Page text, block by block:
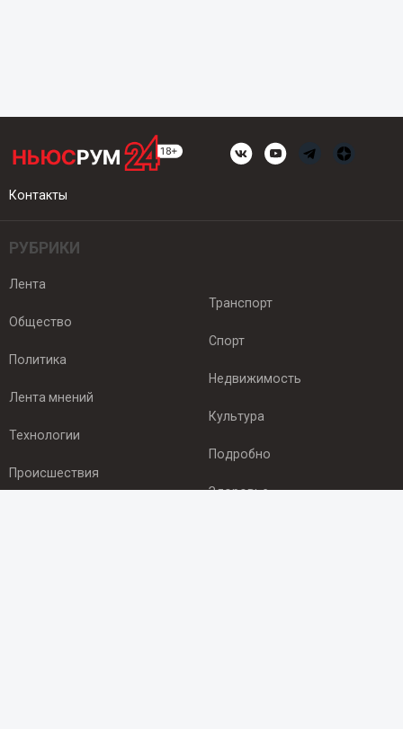
Контакты
РУБРИКИ
Лента
Общество
Политика
Лента мнений
Технологии
Происшествия
Транспорт
Спорт
Недвижимость
Культура
Подробно
Здоровье